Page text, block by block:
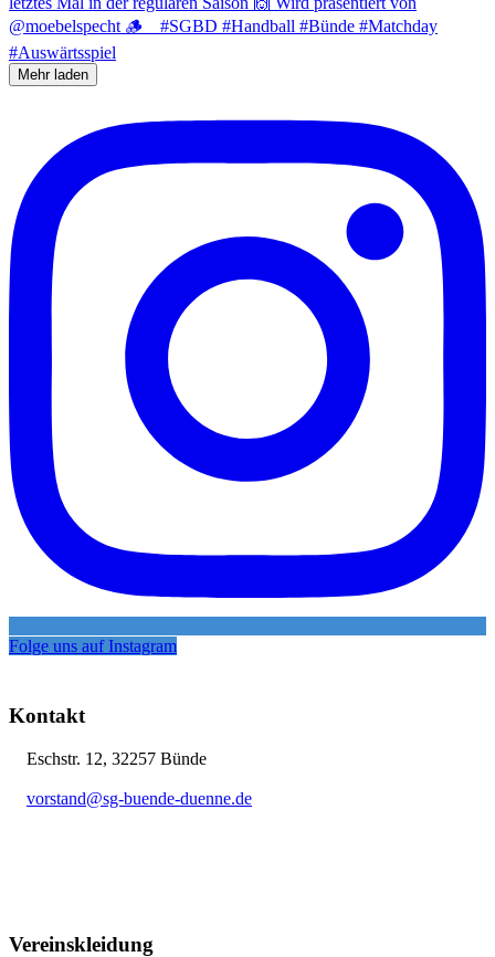
Mehr laden
Folge uns auf Instagram
Kontakt
Eschstr. 12, 32257 Bünde
vorstand@sg-buende-duenne.de
Vereinskleidung